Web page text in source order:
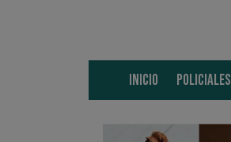
INICIO POLICIALES